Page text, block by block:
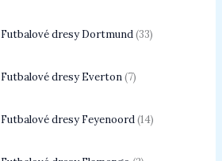
Futbalové dresy Dortmund 33
Futbalové dresy Everton 7
Futbalové dresy Feyenoord 14